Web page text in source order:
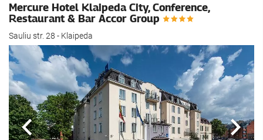
Mercure Hotel Klaipeda City, Conference,
Restaurant & Bar Accor Group
Sauliu str. 28 - Klaipeda
Vorige